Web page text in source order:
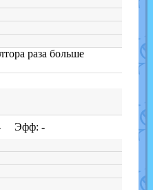
раза больше
Эфф: -